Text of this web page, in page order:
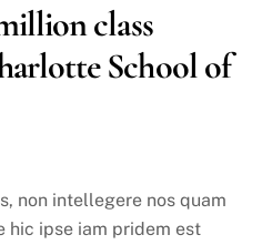
class
School of
non intellegere nos quam
hic ipse iam pridem est